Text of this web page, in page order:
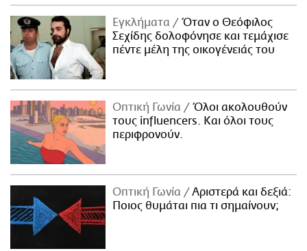
Εγκλήματα
Όταν ο Θεόφιλος
Σεχίδης δολοφόνησε και τεμάχισε
πέντε μέλη της οικογένειάς του
Οπτική Γωνία
Όλοι ακολουθούν
τους influencers. Και όλοι τους
περιφρονούν.
Οπτική Γωνία
Αριστερά και δεξιά:
Ποιος θυμάται πια τι σημαίνουν;